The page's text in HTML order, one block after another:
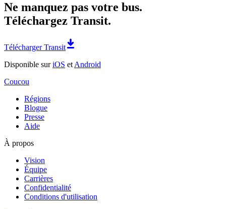
Ne manquez pas votre bus.
Téléchargez Transit.
Télécharger Transit
Disponible suriOS et Android
Coucou
Régions
Blogue
Presse
Aide
À propos
Vision
Équipe
Carrières
Confidentialité
Conditions d'utilisation